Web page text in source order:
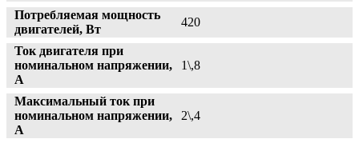
Потребляемая мощность
двигателей, Вт
420
Ток двигателя при
номинальном напряжении,
А
1\,8
Максимальный ток при
номинальном напряжении,
А
2\,4